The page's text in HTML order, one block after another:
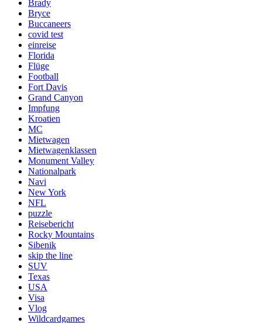
Brady
Bryce
Buccaneers
covid test
einreise
Florida
Flüge
Football
Fort Davis
Grand Canyon
Impfung
Kroatien
MC
Mietwagen
Mietwagenklassen
Monument Valley
Nationalpark
Navi
New York
NFL
puzzle
Reisebericht
Rocky Mountains
Sibenik
skip the line
SUV
Texas
USA
Visa
Vlog
Wildcardgames